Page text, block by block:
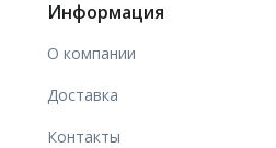
Информация
О компании
Доставка
Контакты